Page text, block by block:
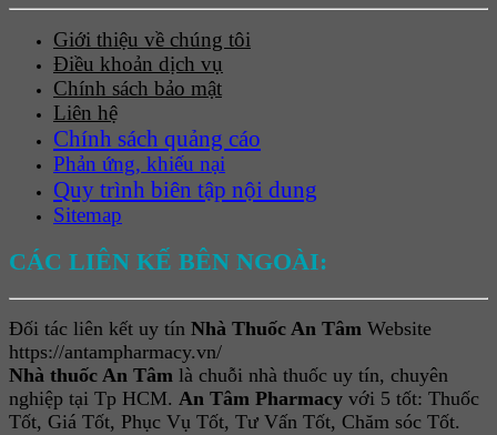
Giới thiệu về chúng tôi
Điều khoản dịch vụ
Chính sách bảo mật
Liên hệ
Chính sách quảng cáo
Phản ứng, khiếu nại
Quy trình biên tập nội dung
Sitemap
CÁC LIÊN KẾ BÊN NGOÀI:
Đối tác liên kết uy tín Nhà Thuốc An Tâm Website
https://antampharmacy.vn/
Nhà thuốc An Tâm là chuỗi nhà thuốc uy tín, chuyên
nghiệp tại Tp HCM. An Tâm Pharmacy với 5 tốt: Thuốc
Tốt, Giá Tốt, Phục Vụ Tốt, Tư Vấn Tốt, Chăm sóc Tốt.